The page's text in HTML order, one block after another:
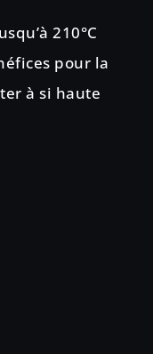
210°C
pour la
à si haute